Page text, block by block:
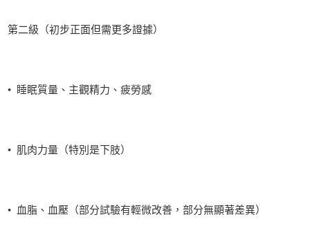
第二級（初步正面但需更多證據）
• 睡眠質量、主觀精力、疲勞感
• 肌肉力量（特別是下肢）
• 血脂、血壓（部分試驗有輕微改善，部分無顯著差異）